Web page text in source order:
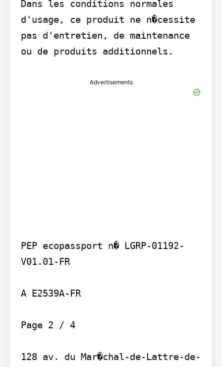
Dans les conditions normales
d'usage, ce produit ne n�cessite
pas d'entretien, de maintenance
ou de produits additionnels.
Advertisements
PEP ecopassport n� LGRP-01192-
V01.01-FR
A E2539A-FR
Page 2 / 4
128 av. du Mar�chal-de-Lattre-de-